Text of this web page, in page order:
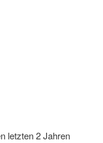
letzten 2 Jahren